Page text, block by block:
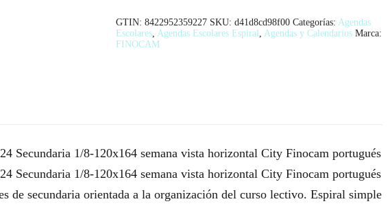
GTIN: 8422952359227 SKU: d41d8cd98f00 Categorías: Agendas
Escolares, Agendas Escolares Espiral , Agendas y Calendarios Marca:
FINOCAM
Secundaria 1/8-120x164 semana vista horizontal City Finocam portugués
Secundaria 1/8-120x164 semana vista horizontal City Finocam portugués
de secundaria orientada a la organización del curso lectivo. Espiral simple